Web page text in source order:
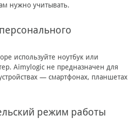
нужно учитывать.
используйте ноутбук или
Aimylogic не предназначен для
— смартфонах, планшетах
режим работы